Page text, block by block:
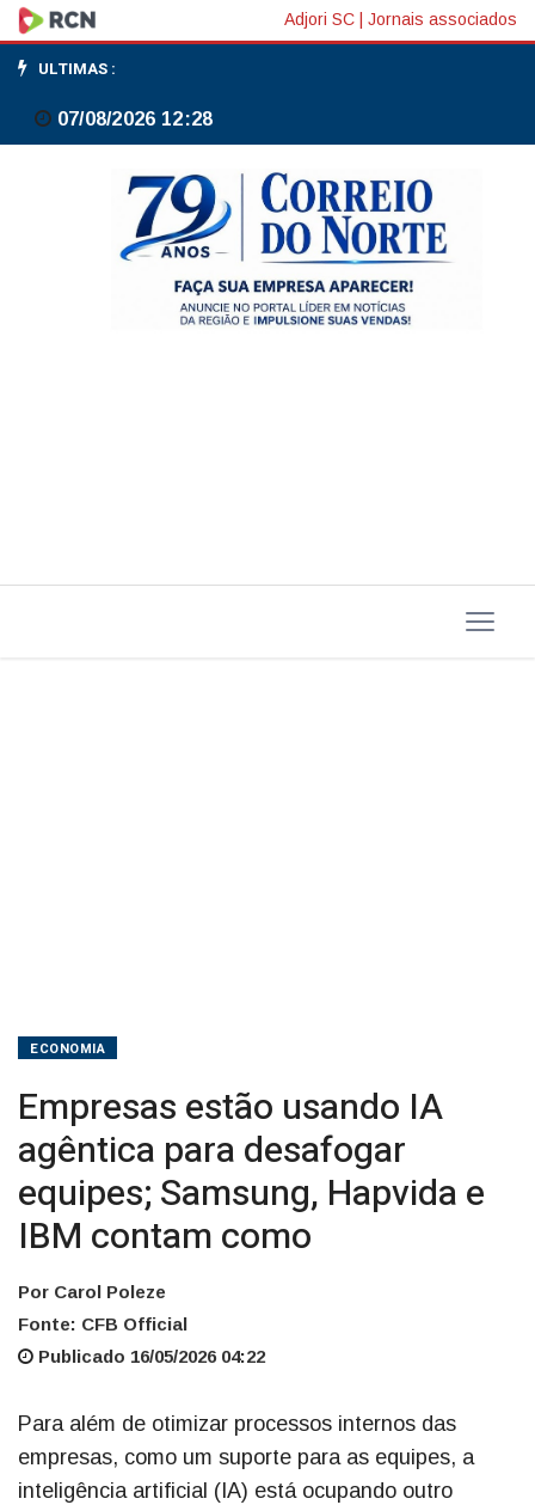
Empresas
estão
usando
agêntica
desafogar
IBM
Adjori SC Jornais associados
ULTIMAS :
07/08/2026 12:28
ECONOMIA
Empresas estão usando IA
agêntica para desafogar
equipes; Samsung, Hapvida e
IBM contam como
Por Carol Poleze
Fonte: CFB Official
Publicado 16/05/2026 04:22
Para além de otimizar processos internos das
empresas, como um suporte para as equipes, a
inteligência artificial (IA) está ocupando outro